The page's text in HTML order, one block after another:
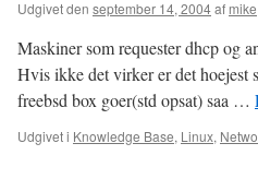
Udgivet den september 14, 2004af mike
Maskiner som requester dhcp og
Hvis ikke det virker er det hoejest
freebsd box goer(std opsat) saa …
Udgivet i Knowledge Base, Linux,